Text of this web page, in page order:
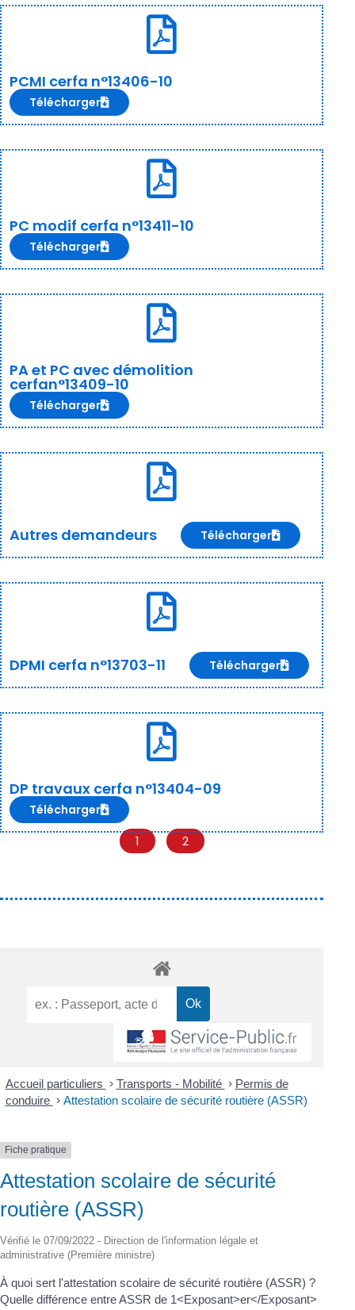
PCMI cerfa n°13406-10
Télécharger
PC modif cerfa n°13411-10
Télécharger
PA et PC avec démolition
cerfan°13409-10
Télécharger
Autres demandeurs Télécharger
DPMI cerfa n°13703-11 Télécharger
DP travaux cerfa n°13404-09
Télécharger
1 2
Accueil particuliers > Transports - Mobilité > Permis de
conduire > Attestation scolaire de sécurité routière (ASSR)
Fiche pratique
Attestation scolaire de sécurité
routière (ASSR)
Vérifié le 07/09/2022 - Direction de l'information légale et
administrative (Première ministre)
À quoi sert l'attestation scolaire de sécurité routière (ASSR) ?
Quelle différence entre ASSR de 1<Exposant>er</Exposant>